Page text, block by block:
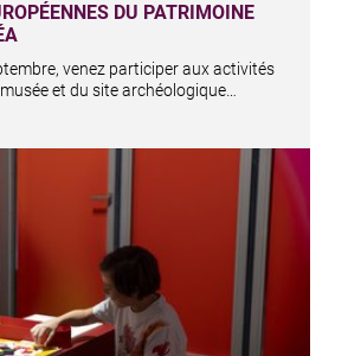
DU PATRIMOINE
venez participer aux activités
et du site archéologique…